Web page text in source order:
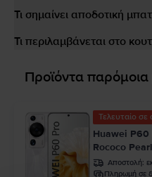
Τι σημαίνει αποδοτική
Τι περιλαμβάνεται στο
Προϊόντα
Τελευταίο
Huawei P60
Rococo
Αποστολή:
Πληρωμή σε